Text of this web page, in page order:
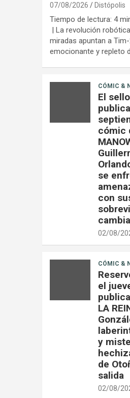
07/08/2026 Distópolis
Tiempo de lectura: 4
| La revolución
miradas apuntan a
emocionante y repleto
CÓMIC &
El
cómic
se
con
02/08/
CÓMIC &
el
LA
y
de
salida
02/08/